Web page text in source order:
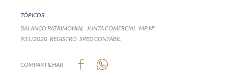
TÓPICOS
BALANÇO PATRIMONIAL JUNTA COMERCIAL MP Nº
931/2020 REGISTRO SPED CONTÁBIL
COMPARTILHAR